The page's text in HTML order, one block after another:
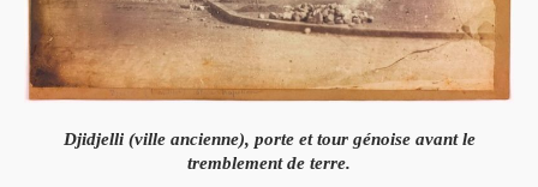
Djidjelli (ville ancienne), porte et tour génoise avant le
tremblement de terre.